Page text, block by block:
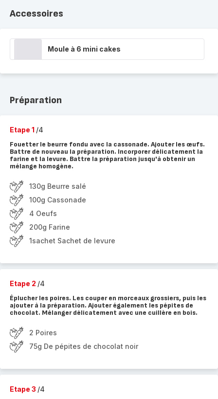
Accessoires
Moule à 6 mini cakes
Préparation
Etape 1 /4
Fouetter le beurre fondu avec la cassonade. Ajouter les œufs.
Battre de nouveau la préparation. Incorporer délicatement la
farine et la levure. Battre la préparation jusqu'à obtenir un
mélange homogène.
130g Beurre salé
100g Cassonade
4 Oeufs
200g Farine
1sachet Sachet de levure
Etape 2 /4
Éplucher les poires. Les couper en morceaux grossiers, puis les
ajouter à la préparation. Ajouter également les pépites de
chocolat. Mélanger délicatement avec une cuillère en bois.
2 Poires
75g De pépites de chocolat noir
Etape 3 /4